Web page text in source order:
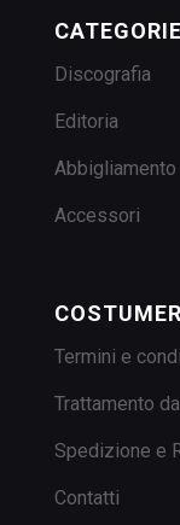
CATEGORIE
Discografia
Editoria
Abbigliamento
Accessori
Termini e
Trattamento
Spedizione e
Contatti